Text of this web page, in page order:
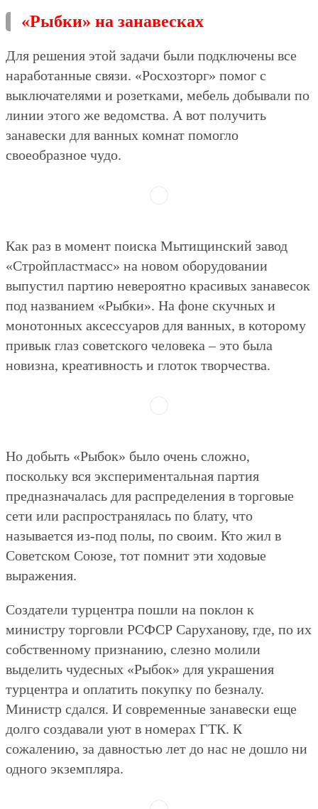
«Рыбки» на занавесках
Для решения этой задачи были подключены все
наработанные связи. «Росхозторг» помог с
выключателями и розетками, мебель добывали по
линии этого же ведомства. А вот получить
занавески для ванных комнат помогло
своеобразное чудо.
Как раз в момент поиска Мытищинский завод
«Стройпластмасс» на новом оборудовании
выпустил партию невероятно красивых занавесок
под названием «Рыбки». На фоне скучных и
монотонных аксессуаров для ванных, в которому
привык глаз советского человека – это была
новизна, креативность и глоток творчества.
Но добыть «Рыбок» было очень сложно,
поскольку вся экспериментальная партия
предназначалась для распределения в торговые
сети или распространялась по блату, что
называется из-под полы, по своим. Кто жил в
Советском Союзе, тот помнит эти ходовые
выражения.
Создатели турцентра пошли на поклон к
министру торговли РСФСР Саруханову, где, по их
собственному признанию, слезно молили
выделить чудесных «Рыбок» для украшения
турцентра и оплатить покупку по безналу.
Министр сдался. И современные занавески еще
долго создавали уют в номерах ГТК. К
сожалению, за давностью лет до нас не дошло ни
одного экземпляра.